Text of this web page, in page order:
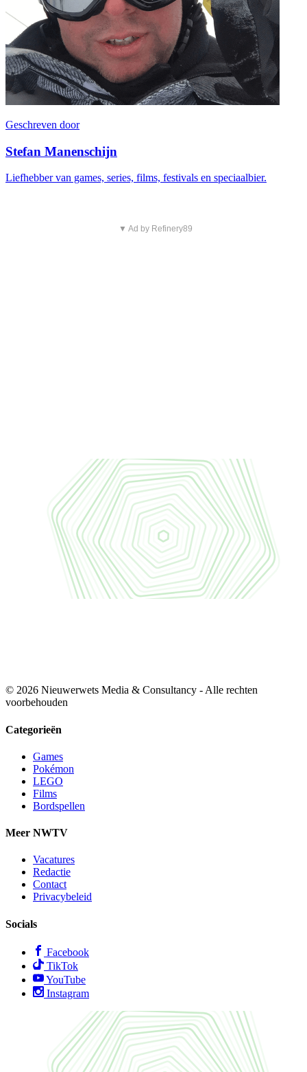
Geschreven door
Stefan Manenschijn
Liefhebber van games, series, films, festivals en speciaalbier.
▼ Ad by Refinery89
© 2026 Nieuwerwets Media & Consultancy - Alle rechten
voorbehouden
Categorieën
Games
Pokémon
LEGO
Films
Bordspellen
Meer NWTV
Vacatures
Redactie
Contact
Privacybeleid
Socials
Facebook
TikTok
YouTube
Instagram